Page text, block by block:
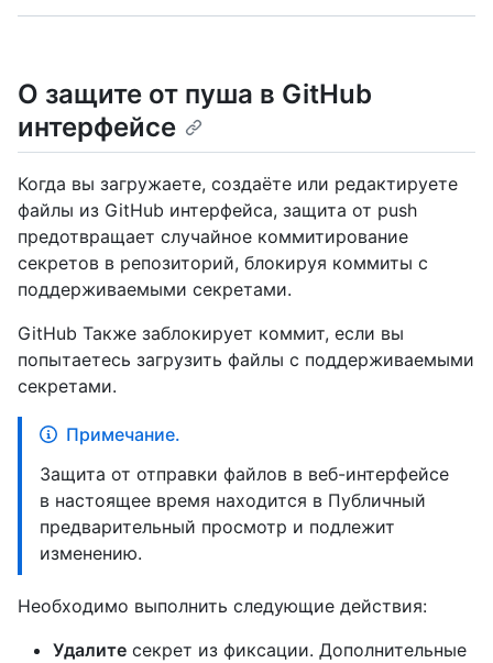
О защите от пуша в GitHub
интерфейсе
Когда вы загружаете, создаёте или редактируете
файлы из GitHub интерфейса, защита от push
предотвращает случайное коммитирование
секретов в репозиторий, блокируя коммиты с
поддерживаемыми секретами.
GitHub Также заблокирует коммит, если вы
попытаетесь загрузить файлы с поддерживаемыми
секретами.
Примечание.
Защита от отправки файлов в веб-интерфейсе
в настоящее время находится в Публичный
предварительный просмотр и подлежит
изменению.
Необходимо выполнить следующие действия:
Удалите секрет из фиксации. Дополнительные